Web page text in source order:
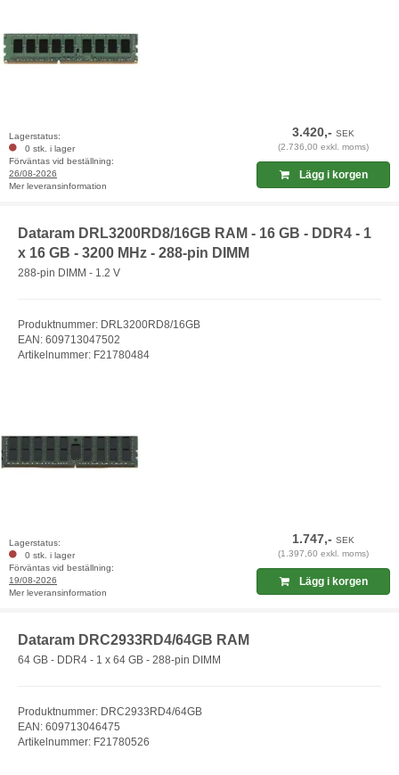
Lagerstatus:
0 stk. i lager
Förväntas vid beställning:
26/08-2026
Mer leveransinformation
3.420,-SEK
(2.736,00 exkl. moms)
Lägg i korgen
Dataram DRL3200RD8/16GB RAM - 16 GB - DDR4 - 1
x 16 GB - 3200 MHz - 288-pin DIMM
288-pin DIMM - 1.2 V
Produktnummer: DRL3200RD8/16GB
EAN: 609713047502
Artikelnummer: F21780484
Lagerstatus:
0 stk. i lager
Förväntas vid beställning:
19/08-2026
Mer leveransinformation
1.747,-SEK
(1.397,60 exkl. moms)
Lägg i korgen
Dataram DRC2933RD4/64GB RAM
64 GB - DDR4 - 1 x 64 GB - 288-pin DIMM
Produktnummer: DRC2933RD4/64GB
EAN: 609713046475
Artikelnummer: F21780526